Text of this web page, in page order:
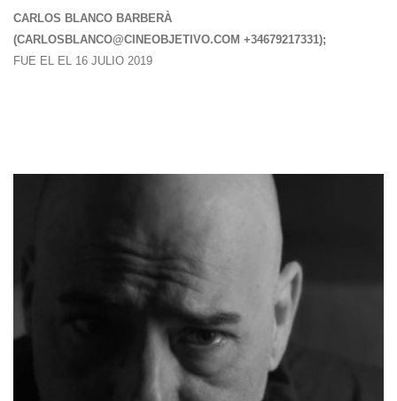
CARLOS BLANCO BARBERÀ
(CARLOSBLANCO@CINEOBJETIVO.COM +34679217331);
FUE EL EL 16 JULIO 2019